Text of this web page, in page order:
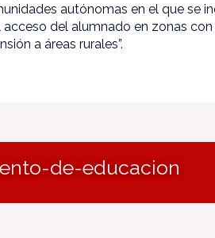
autónomas en el que se
del alumnado en zonas
a áreas rurales”.
de-educacion